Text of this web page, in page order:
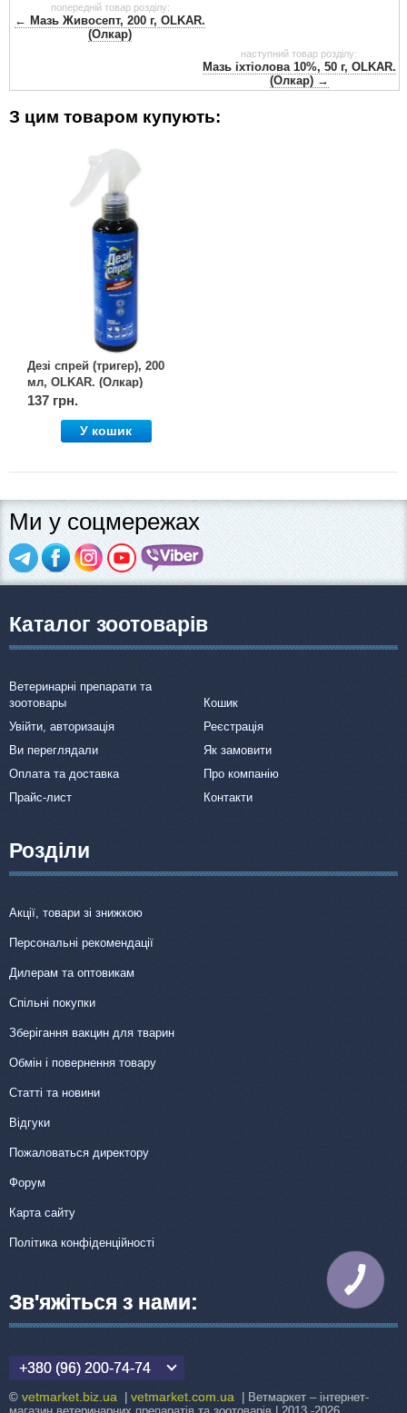
попередній товар розділу:
← Мазь Живосепт, 200 г, OLKAR.
(Олкар)
наступний товар розділу:
Мазь іхтіолова 10%, 50 г, OLKAR.
(Олкар) →
З цим товаром купують:
Дезі спрей (тригер), 200
мл, OLKAR. (Олкар)
137 грн.
У кошик
Ми у соцмережах
Каталог зоотоварів
Ветеринарні препарати та
зоотовары
Кошик
Увійти, авторизація
Реєстрація
Ви переглядали
Як замовити
Оплата та доставка
Про компанію
Прайс-лист
Контакти
Розділи
Акції, товари зі знижкою
Персональні рекомендації
Дилерам та оптовикам
Спільні покупки
Зберігання вакцин для тварин
Обмін і повернення товару
Статті та новини
Відгуки
Пожаловаться директору
Форум
Карта сайту
Політика конфіденційності
Зв'яжіться з нами:
+380 (96) 200-74-74
© vetmarket.biz.ua vetmarket.com.ua | Ветмаркет – інтернет-
КНОПКА
ЗВ'ЯЗКУ